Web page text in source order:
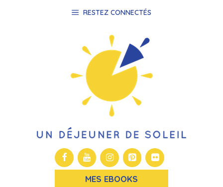
RESTEZ CONNECTÉS
MES EBOOKS